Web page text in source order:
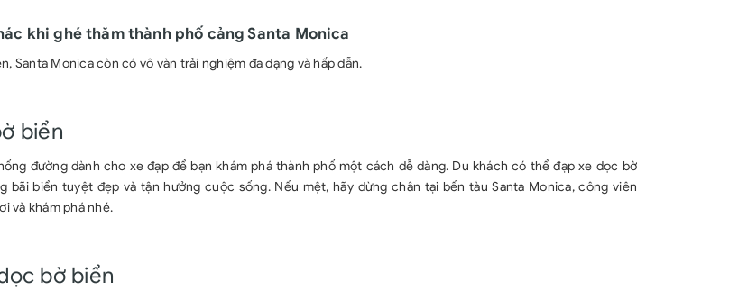
khi ghé thăm thành phố cảng Santa Monica
Santa Monica còn có vô vàn trải nghiệm đa dạng và hấp dẫn.
biển
đường dành cho xe đạp để bạn khám phá thành phố một cách dễ dàng. Du khách có thể đạp xe dọc bờ
bãi biển tuyệt đẹp và tận hưởng cuộc sống. Nếu mệt, hãy dừng chân tại bến tàu Santa Monica, công viên
và khám phá nhé.
bờ biển